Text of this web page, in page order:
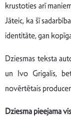
krustoties arī
Jāteic, ka šī
identitāte, gan
Dziesmas teksta
un Ivo Grigalis,
novērtētais
Dziesma pieejama